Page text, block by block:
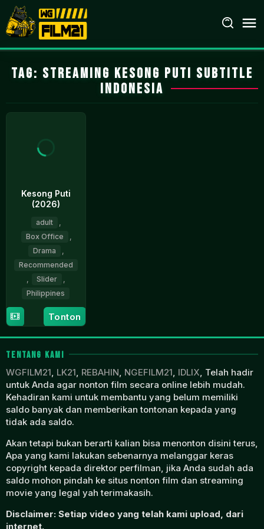
Loncat
ke
konten
Tag: Streaming Kesong Puti Subtitle
Indonesia
Kesong Puti
(2026)
adult
,
Box Office
,
Drama
,
Recommended
,
Slider
,
Philippines
24
Apr
2026
Rodante
Pajemna
Jr.
Tonton
TENTANG KAMI
WGFILM21, LK21, REBAHIN, NGEFILM21, IDLIX, Telah hadir
untuk Anda agar nonton film secara online lebih mudah.
Kehadiran kami untuk membantu yang belum memiliki
saldo banyak dan memberikan tontonan kepada yang
tidak ada saldo.
Akan tetapi bukan berarti kalian bisa menonton disini terus,
Apa yang kami lakukan sebenarnya melanggar keras
copyright kepada direktor perfilman, jika Anda sudah ada
saldo mohon pindah ke situs nonton film dan streaming
movie yang legal yah terimakasih.
Disclaimer: Setiap video yang telah kami upload, dari
internet.